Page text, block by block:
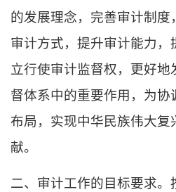
的发展理念，完善审计制
审计方式，提升审计能力，
立行使审计监督权，更好
督体系中的重要作用，为协
布局，实现中华民族伟大复
献。
二、审计工作的目标要求。